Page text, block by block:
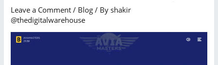
Leave a Comment / Blog / By shakir
@thedigitalwarehouse